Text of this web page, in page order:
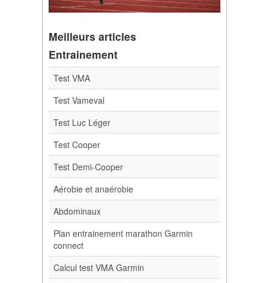
Meilleurs articles
Entrainement
Test VMA
Test Vameval
Test Luc Léger
Test Cooper
Test Demi-Cooper
Aérobie et anaérobie
Abdominaux
Plan entrainement marathon Garmin
connect
Calcul test VMA Garmin